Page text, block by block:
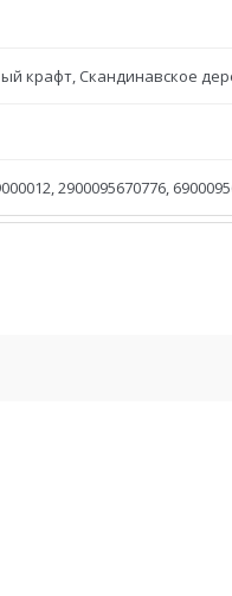
крафт, Скандинавское
2900095670776,